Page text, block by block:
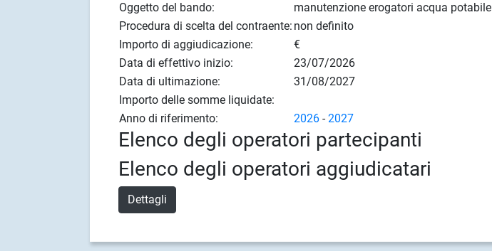
Oggetto del bando:
manutenzione erogatori acqua potabile
Procedura di scelta del contraente: non definito
Importo di aggiudicazione:
€
Data di effettivo inizio:
23/07/2026
Data di ultimazione:
31/08/2027
Importo delle somme liquidate:
Anno di riferimento:
2026 -2027
Elenco degli operatori partecipanti
Elenco degli operatori aggiudicatari
Dettagli